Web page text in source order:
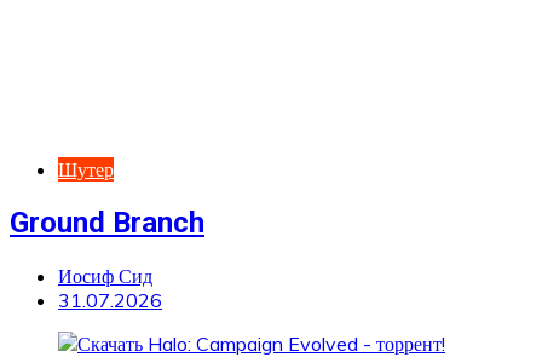
Шутер
Ground Branch
Иосиф Сид
31.07.2026